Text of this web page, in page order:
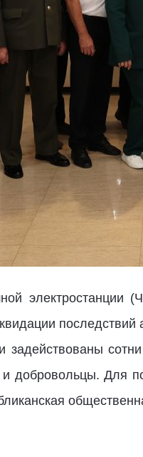
задействованы
добровольцы. Для